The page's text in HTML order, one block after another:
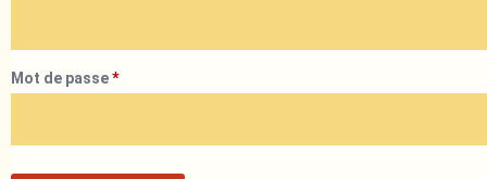
Mot de passe*